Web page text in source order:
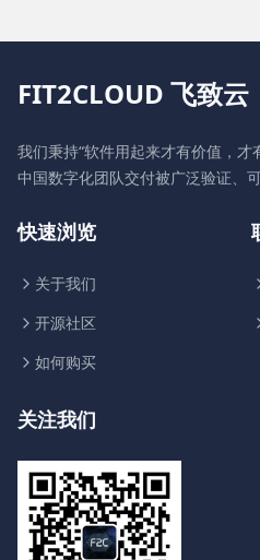
FIT2CLOUD 飞致云
我们秉持“软件用起来才有价值，才
中国数字化团队交付被广泛验证、
快速浏览
关于我们
开源社区
如何购买
关注我们